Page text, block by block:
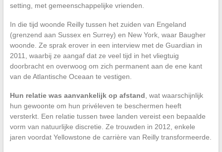
setting, met gemeenschappelijke vrienden.
In die tijd woonde Reilly tussen het zuiden van Engeland
(grenzend aan Sussex en Surrey) en New York, waar Baugher
woonde. Ze sprak erover in een interview met de Guardian in
2011, waarbij ze aangaf dat ze veel tijd in het vliegtuig
doorbracht en overwoog om zich permanent aan de ene kant
van de Atlantische Oceaan te vestigen.
Hun relatie was aanvankelijk op afstand, wat waarschijnlijk
hun gewoonte om hun privéleven te beschermen heeft
versterkt. Een relatie tussen twee landen vereist een bepaalde
vorm van natuurlijke discretie. Ze trouwden in 2012, enkele
jaren voordat Yellowstone de carrière van Reilly transformeerde.